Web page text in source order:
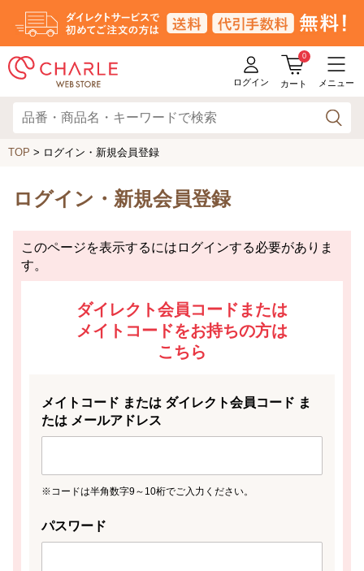
ログイン
0
カート メニュー
TOP > ログイン・新規会員登録
ログイン・新規会員登録
このページを表示するにはログインする必要がありま
す。
ダイレクト会員コードまたは
メイトコードをお持ちの方は
こちら
メイトコード または ダイレクト会員コード ま
たは メールアドレス
※コードは半角数字9～10桁でご入力ください。
パスワード